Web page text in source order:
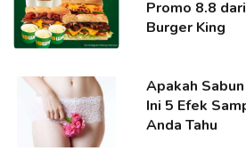
Promo 8.8
Burger King
Apakah
Ini 5 Efek
Anda Tahu